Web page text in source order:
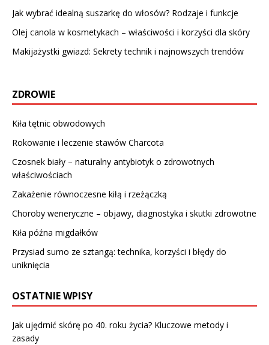
Jak wybrać idealną suszarkę do włosów? Rodzaje i funkcje
Olej canola w kosmetykach – właściwości i korzyści dla skóry
Makijażystki gwiazd: Sekrety technik i najnowszych trendów
ZDROWIE
Kiła tętnic obwodowych
Rokowanie i leczenie stawów Charcota
Czosnek biały – naturalny antybiotyk o zdrowotnych
właściwościach
Zakażenie równoczesne kiłą i rzeżączką
Choroby weneryczne – objawy, diagnostyka i skutki zdrowotne
Kiła późna migdałków
Przysiad sumo ze sztangą: technika, korzyści i błędy do
uniknięcia
OSTATNIE WPISY
Jak ujędrnić skórę po 40. roku życia? Kluczowe metody i
zasady